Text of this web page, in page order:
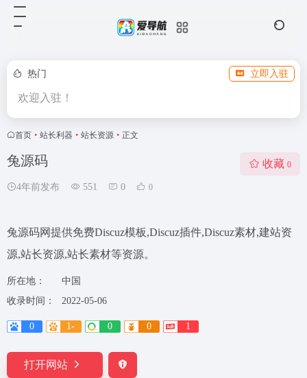
热门 立即入驻
欢迎入驻！
首页 • 站长利器 • 站长资源 • 正文
兔源码
4年前发布 551 0 0
收藏 0
兔源码网提供免费Discuz模板,Discuz插件,Discuz素材,建站资
源,站长资源,站长素材等资源。
所在地：
中国
收录时间：
2022-05-06
0 1- 0 0 1
打开网站